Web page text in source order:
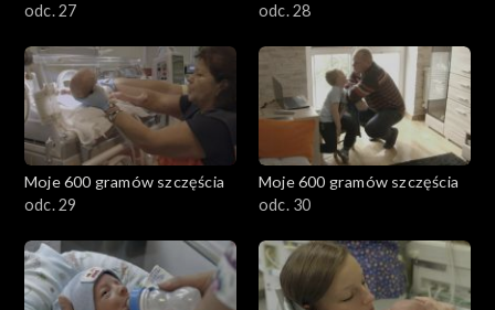
odc. 27
odc. 28
Moje 600 gramów szczęścia
odc. 29
Moje 600 gramów szczęścia
odc. 30